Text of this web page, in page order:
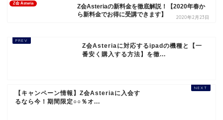
Z会 Asteria
Z会Asteriaの新料金を徹底解説！【2020年春か
ら新料金でお得に受講できます】
2020年2月23日
Z会Asteriaに対応するipadの機種と【一
番安く購入する方法】を徹...
【キャンペーン情報】Z会Asteriaに入会す
るなら今！期間限定○○％オ...